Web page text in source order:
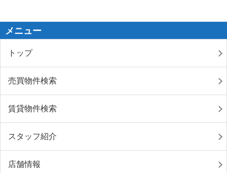
メニュー
トップ
売買物件検索
賃貸物件検索
スタッフ紹介
店舗情報